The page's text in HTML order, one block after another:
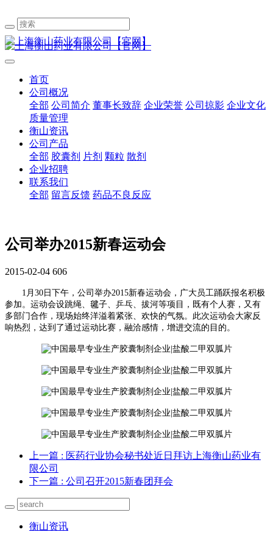
首页
公司概况
全部 公司简介 董事长致辞 企业荣誉 公司掠影 企业文化
质量管理
衡山资讯
公司产品
全部 胶囊剂 片剂 颗粒 散剂
企业招聘
联系我们
全部 留言反馈 药品不良反应
公司举办2015新春运动会
2015-02-04 606
1月30日下午，公司举办2015新春运动会，广大员工踊跃报名积极
参加。运动会设跳绳、毽子、乒乓、拔河等项目，既有个人赛，又有
多部门合作，现场始终洋溢着紧张、欢快的气氛。此次运动会大家反
响热烈，达到了通过运动比赛，融洽感情，增进交流的目的。
上一篇 : 医药行业协会秘书处近日拜访上海衡山药业有
限公司
下一篇 : 公司召开2015新春团拜会
衡山资讯